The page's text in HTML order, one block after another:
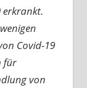
erkrankt.
Covid-19
für
von